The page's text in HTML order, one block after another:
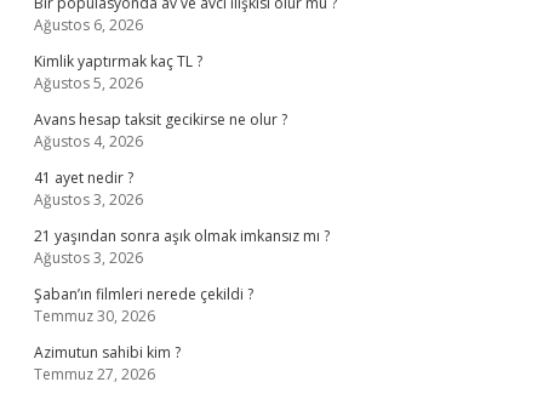
Ağustos 6, 2026
Kimlik yaptırmak kaç TL ?
Ağustos 5, 2026
Avans hesap taksit gecikirse ne olur ?
Ağustos 4, 2026
41 ayet nedir ?
Ağustos 3, 2026
21 yaşından sonra aşık olmak imkansız mı ?
Ağustos 3, 2026
Şaban’ın filmleri nerede çekildi ?
Temmuz 30, 2026
Azimutun sahibi kim ?
Temmuz 27, 2026